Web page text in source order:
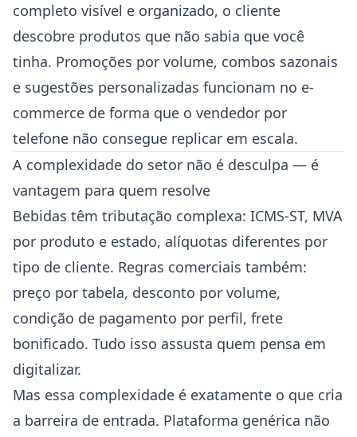
completo visível e organizado, o cliente
descobre produtos que não sabia que você
tinha. Promoções por volume, combos sazonais
e sugestões personalizadas funcionam no e-
commerce de forma que o vendedor por
telefone não consegue replicar em escala.
A complexidade do setor não é desculpa — é
vantagem para quem resolve
Bebidas têm tributação complexa: ICMS-ST, MVA
por produto e estado, alíquotas diferentes por
tipo de cliente. Regras comerciais também:
preço por tabela, desconto por volume,
condição de pagamento por perfil, frete
bonificado. Tudo isso assusta quem pensa em
digitalizar.
Mas essa complexidade é exatamente o que cria
a barreira de entrada. Plataforma genérica não